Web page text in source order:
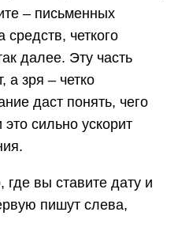
– письменных
средств, четкого
далее. Эту часть
а зря – четко
даст понять, чего
сильно ускорит
где вы ставите дату и
пишут слева,